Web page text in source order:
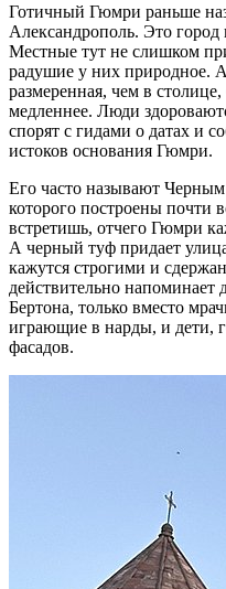
Готичный Гюмри раньше
Александрополь. Это город
Местные тут не слишком
радушие у них природное.
размеренная, чем в
медленнее. Люди
спорят с гидами о датах и
истоков основания Гюмри.
Его часто называют
которого построены почти
встретишь, отчего Гюмри
А черный туф придает
кажутся строгими и
действительно
Бертона, только вместо
играющие в нарды, и дети,
фасадов.